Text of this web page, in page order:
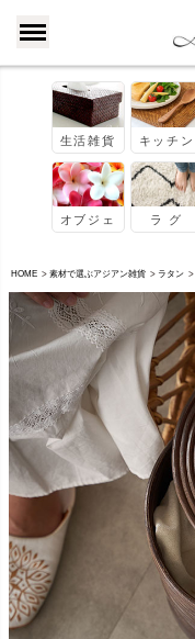
HOME 素材で選ぶアジアン雑貨 ラタン